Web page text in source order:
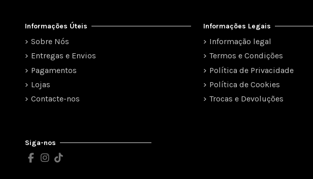
Informações Úteis
Sobre Nós
Entregas e Envios
Pagamentos
Lojas
Contacte-nos
Informações Legais
Informação legal
Termos e Condições
Política de Privacidade
Política de Cookies
Trocas e Devoluções
Siga-nos